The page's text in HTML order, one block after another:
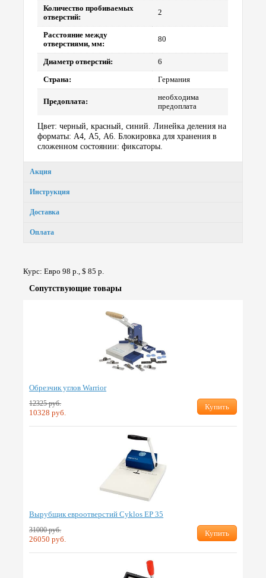
Количество пробиваемых
отверстий:
2
Расстояние между
отверстиями, мм:
80
Диаметр отверстий: 6
Страна: Германия
Предоплата:
необходима
предоплата
Цвет: черный, красный, синий. Линейка деления на
форматы: А4, А5, А6. Блокировка для хранения в
сложенном состоянии: фиксаторы.
Акция
Инструкция
Доставка
Оплата
Курс: Евро 98 р., $ 85 р.
Сопут­ствую­щие товары
Обрезчик углов Warrior
12325 руб.
10328 руб.
Купить
Вырубщик евроотверстий Cyklos EP 35
31000 руб.
26050 руб.
Купить